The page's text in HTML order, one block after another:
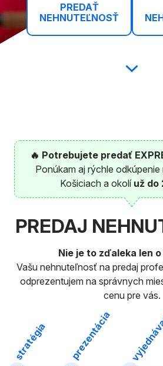
PREDAŤ
NEHNUTEĽNOSŤ
🔥 Potrebujete predať
Ponúkam aj rýchle
Košiciach a okolí už do
PREDAJ
Nie je to zďaleka len
Vašu nehnuteľnosť na predaj
odprezentujem na správnych
cenu pre vás.
stratégia prezentácia